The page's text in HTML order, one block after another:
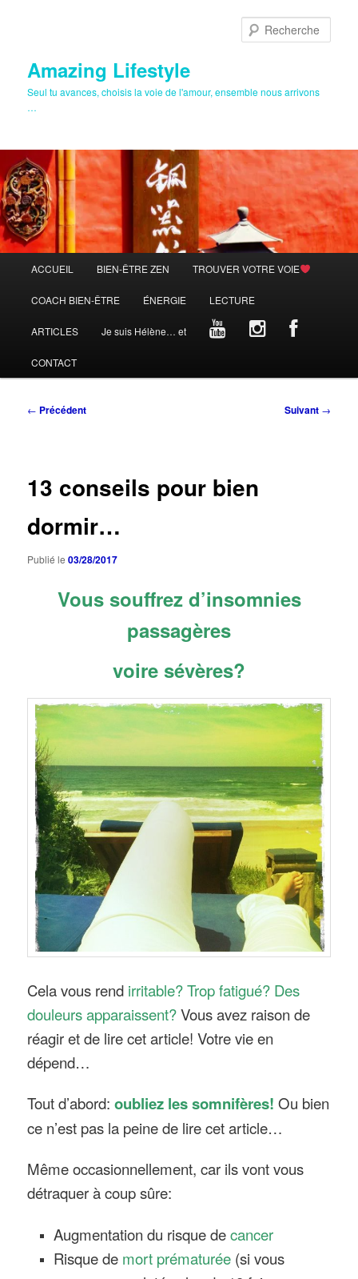
Amazing Lifestyle
Seul tu avances, choisis la voie de l'amour, ensemble nous arrivons
…
principal
ACCUEIL BIEN-ÊTRE ZEN TROUVER VOTRE VOIE
COACH BIEN-ÊTRE ÉNERGIE LECTURE
ARTICLES Je suis Hélène… et
CONTACT
Navigation
← Précédent Suivant →
13 conseils pour bien
dormir…
Publié le03/28/2017
Vous souffrez d’insomnies
passagères
voire sévères?
Cela vous rend irritable?Trop fatigué? Des
douleurs apparaissent?Vous avez raison de
réagir et de lire cet article! Votre vie en
dépend…
Tout d’abord:oubliez les somnifères! Ou bien
ce n’est pas la peine de lire cet article…
Même occasionnellement, car ils vont vous
détraquer à coup sûre:
Augmentation du risque decancer
Risque de mort prématurée(si vous